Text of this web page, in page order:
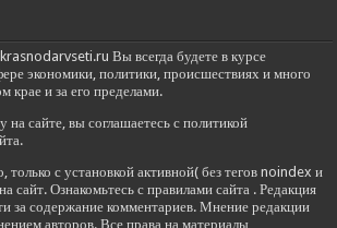
Вы всегда будете в курсе
экономики, политики, происшествиях и много
крае и за его пределами.
сайте, вы соглашаетесь с политикой
только с установкой активной( без тегов noindex и
сайт. Ознакомьтесь с правилами сайта . Редакция
за содержание комментариев. Мнение редакции
авторов. Все права на материалы